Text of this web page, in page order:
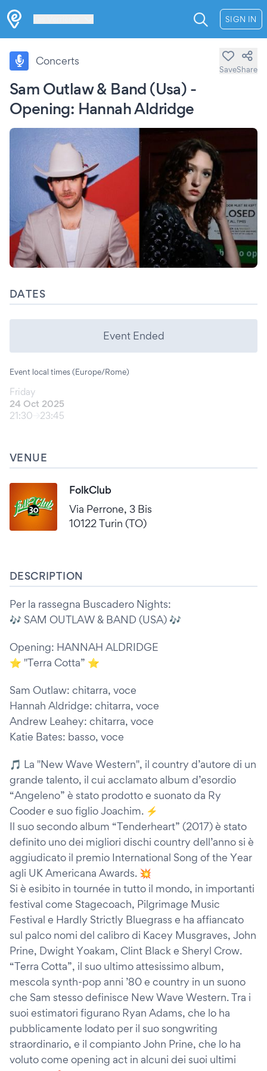
SIGN IN
Sam Outlaw & Band (Usa) -
Opening: Hannah Aldridge
Concerts
SaveShare
DATES
Event Ended
Event local times (Europe/Rome)
Friday
24 Oct 2025
21:30
23:45
VENUE
FolkClub
Via Perrone, 3 Bis
10122 Turin (TO)
DESCRIPTION
Per la rassegna Buscadero Nights:
🎶 SAM OUTLAW & BAND (USA) 🎶
Opening: HANNAH ALDRIDGE
⭐ "Terra Cotta” ⭐
Sam Outlaw: chitarra, voce
Hannah Aldridge: chitarra, voce
Andrew Leahey: chitarra, voce
Katie Bates: basso, voce
🎵 La "New Wave Western", il country d’autore di un
grande talento, il cui acclamato album d’esordio
“Angeleno” è stato prodotto e suonato da Ry
Cooder e suo figlio Joachim. ⚡
Il suo secondo album “Tenderheart” (2017) è stato
definito uno dei migliori dischi country dell’anno si è
aggiudicato il premio International Song of the Year
agli UK Americana Awards. 💥
Si è esibito in tournée in tutto il mondo, in importanti
festival come Stagecoach, Pilgrimage Music
Festival e Hardly Strictly Bluegrass e ha affiancato
sul palco nomi del calibro di Kacey Musgraves, John
Prine, Dwight Yoakam, Clint Black e Sheryl Crow.
“Terra Cotta”, il suo ultimo attesissimo album,
mescola synth-pop anni ’80 e country in un suono
che Sam stesso definisce New Wave Western. Tra i
suoi estimatori figurano Ryan Adams, che lo ha
pubblicamente lodato per il suo songwriting
straordinario, e il compianto John Prine, che lo ha
voluto come opening act in alcuni dei suoi ultimi